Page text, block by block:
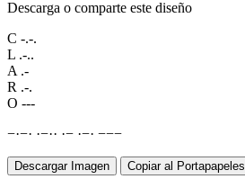
Descarga o comparte este diseño
C -.-.
L .-..
A .-
R .-.
O ---
−·−· ·−·· ·− ·−· −−−
Descargar Imagen Copiar al Portapapeles